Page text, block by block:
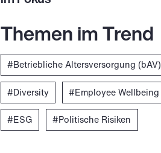
Themen im Trend
Betriebliche Altersversorgung (bAV)
Diversity Employee Wellbeing
ESG Politische Risiken